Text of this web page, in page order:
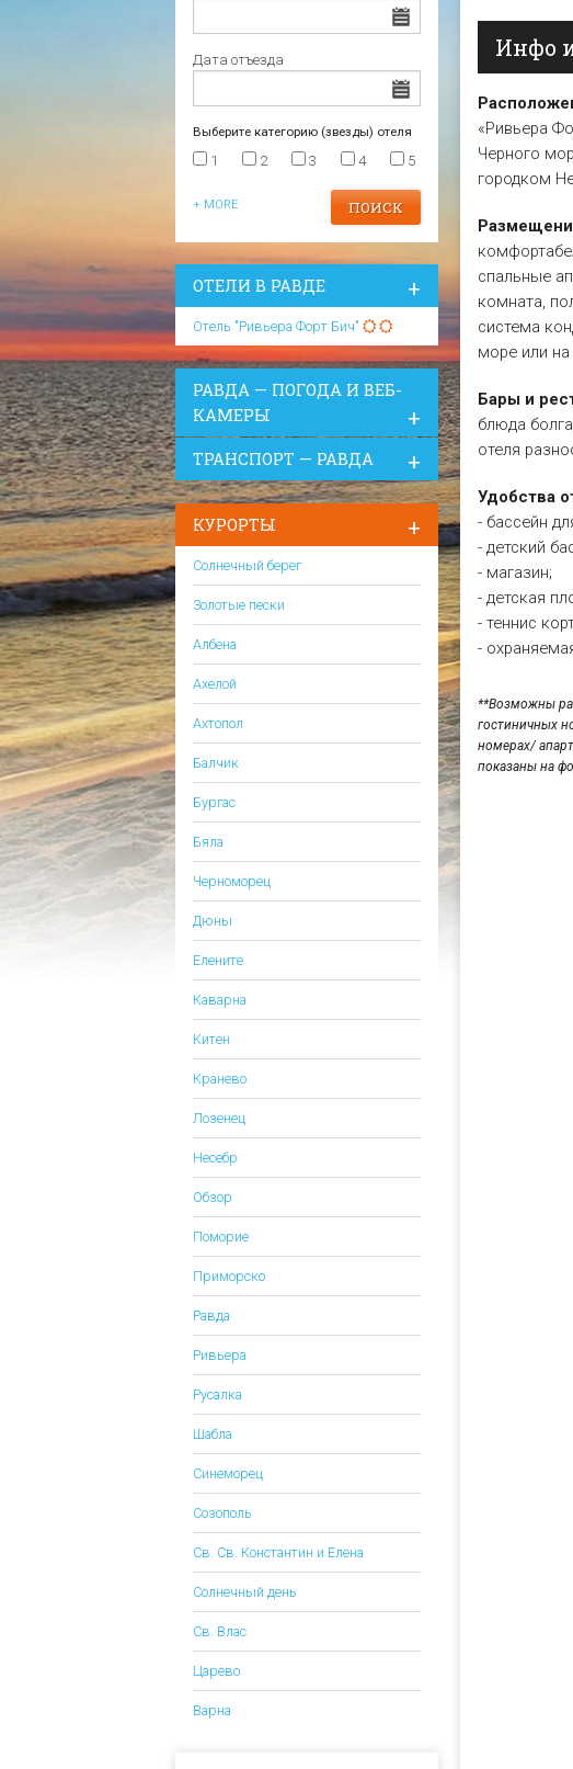
Инфо
«Ривьера
Черного
городком
спальные
комната,
система
море или
Бары и
блюда
отеля
Удобства
- бассейн
- детский
- магазин;
- детская
- теннис
-
**Возможны
гостиничных
номерах/
показаны на
Дата отъезда
Выберите категорию (звезды) отеля
1 2 3 4 5
+ MORE
ОТЕЛИ В РАВДЕ
Отель "Ривьера Форт Бич"
РАВДА — ПОГОДА И ВЕБ-
КАМЕРЫ
ТРАНСПОРТ — РАВДА
КУРОРТЫ
Солнечный берег
Золотые пески
Албена
Ахелой
Ахтопол
Балчик
Бургас
Бяла
Черноморец
Дюны
Елените
Каварна
Китен
Кранево
Лозенец
Несебр
Обзор
Поморие
Приморско
Равда
Ривьера
Русалка
Шабла
Синеморец
Созополь
Св. Св. Константин и Елена
Солнечный день
Св. Влас
Царево
Варна